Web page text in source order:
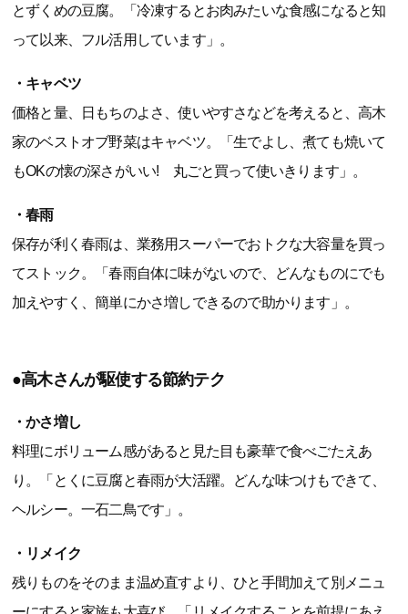
とずくめの豆腐。「冷凍するとお肉みたいな食感になると知
って以来、フル活用しています」。
・キャベツ
価格と量、日もちのよさ、使いやすさなどを考えると、高木
家のベストオブ野菜はキャベツ。「生でよし、煮ても焼いて
もOKの懐の深さがいい! 丸ごと買って使いきります」。
・春雨
保存が利く春雨は、業務用スーパーでおトクな大容量を買っ
てストック。「春雨自体に味がないので、どんなものにでも
加えやすく、簡単にかさ増しできるので助かります」。
●高木さんが駆使する節約テク
・かさ増し
料理にボリューム感があると見た目も豪華で食べごたえあ
り。「とくに豆腐と春雨が大活躍。どんな味つけもできて、
ヘルシー。一石二鳥です」。
・リメイク
残りものをそのまま温め直すより、ひと手間加えて別メニュ